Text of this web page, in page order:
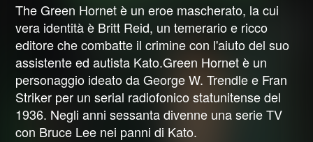
The Green Hornet è un eroe mascherato, la cui
vera identità è Britt Reid, un temerario e ricco
editore che combatte il crimine con l'aiuto del suo
assistente ed autista Kato.Green Hornet è un
personaggio ideato da George W. Trendle e Fran
Striker per un serial radiofonico statunitense del
1936. Negli anni sessanta divenne una serie TV
con Bruce Lee nei panni di Kato.